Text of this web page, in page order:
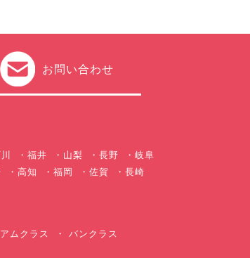
お問い合わせ
福井 山梨 長野
岐阜
高知 福岡 佐賀
長崎
ムクラス
バンクラス